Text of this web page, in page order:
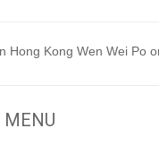
Hong Kong Wen Wei Po